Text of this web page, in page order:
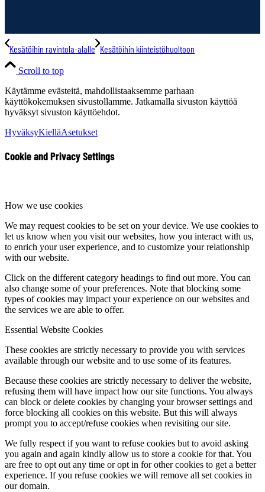
Kesätöihin ravintola-alalle Kesätöihin kiinteistöhuoltoon
Scroll to top
Käytämme evästeitä, mahdollistaaksemme parhaan
käyttökokemuksen sivustollamme. Jatkamalla sivuston käyttöä
hyväksyt sivuston käyttöehdot.
HyväksyKielläAsetukset
Cookie and Privacy Settings
How we use cookies
We may request cookies to be set on your device. We use cookies to
let us know when you visit our websites, how you interact with us,
to enrich your user experience, and to customize your relationship
with our website.
Click on the different category headings to find out more. You can
also change some of your preferences. Note that blocking some
types of cookies may impact your experience on our websites and
the services we are able to offer.
Essential Website Cookies
These cookies are strictly necessary to provide you with services
available through our website and to use some of its features.
Because these cookies are strictly necessary to deliver the website,
refusing them will have impact how our site functions. You always
can block or delete cookies by changing your browser settings and
force blocking all cookies on this website. But this will always
prompt you to accept/refuse cookies when revisiting our site.
We fully respect if you want to refuse cookies but to avoid asking
you again and again kindly allow us to store a cookie for that. You
are free to opt out any time or opt in for other cookies to get a better
experience. If you refuse cookies we will remove all set cookies in
our domain.